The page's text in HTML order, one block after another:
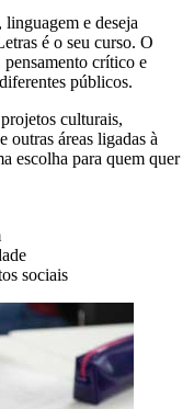
e deseja
é o seu curso. O
crítico e
públicos.
culturais,
outras áreas ligadas à
escolha para quem quer
sociais